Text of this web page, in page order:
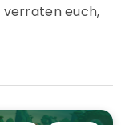
verraten euch,